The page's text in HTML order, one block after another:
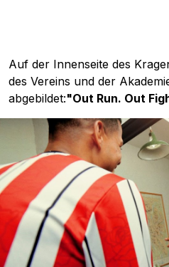
Auf der Innenseite des
des Vereins und der
abgebildet:"Out Run. Out